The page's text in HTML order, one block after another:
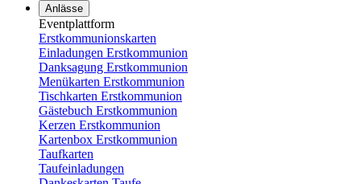
Anlässe
Eventplattform
Erstkommunionskarten
Einladungen Erstkommunion
Danksagung Erstkommunion
Menükarten Erstkommunion
Tischkarten Erstkommunion
Gästebuch Erstkommunion
Kerzen Erstkommunion
Kartenbox Erstkommunion
Taufkarten
Taufeinladungen